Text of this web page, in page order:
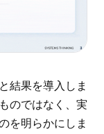
結果を導入しま
のではなく、実
を明らかにしま